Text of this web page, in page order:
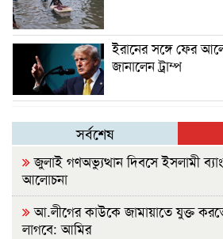
ইরানের সঙ্গে ফের
জানালেন ট্রাম্প
সর্বশেষ
জুলাই গণঅভ্যুত্থান দিবসে ইসলামী
আলোচনা
আ.লীগের কাউকে জামায়াতে যুক্ত
লাগবে: আমির